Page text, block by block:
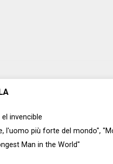
el invencible
l'uomo più forte del mondo",
Man in the World"